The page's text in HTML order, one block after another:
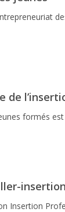
de
formés
insertion
Insertion